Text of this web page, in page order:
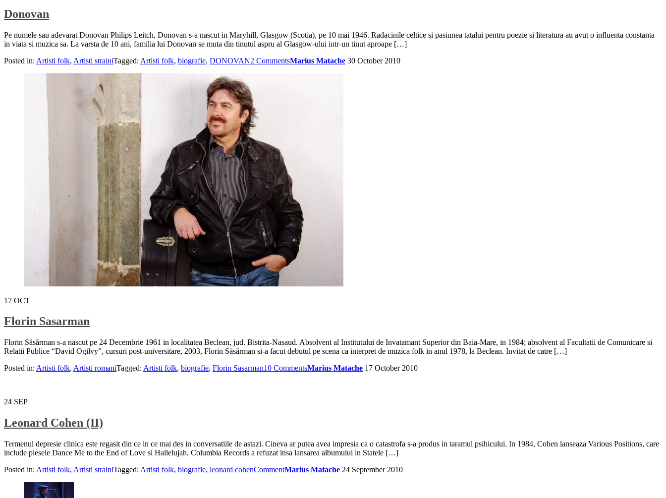
Donovan
Pe numele sau adevarat Donovan Philips Leitch, Donovan s-a nascut in Maryhill, Glasgow (Scotia), pe 10 mai 1946. Radacinile celtice si pasiunea tatalui pentru poezie si literatura au avut o influenta constanta
in viata si muzica sa. La varsta de 10 ani, familia lui Donovan se muta din tinutul aspru al Glasgow-ului intr-un tinut aproape […]
Posted in: Artisti folk, Artisti strainiTagged: Artisti folk, biografie, DONOVAN2 CommentsMarius Matache 30 October 2010
17 OCT
Florin Sasarman
Florin Săsărman s-a nascut pe 24 Decembrie 1961 in localitatea Beclean, jud. Bistrita-Nasaud. Absolvent al Institutului de Invatamant Superior din Baia-Mare, in 1984; absolvent al Facultatii de Comunicare si
Relatii Publice “David Ogilvy”, cursuri post-universitare, 2003, Florin Săsărman si-a facut debutul pe scena ca interpret de muzica folk in anul 1978, la Beclean. Invitat de catre […]
Posted in: Artisti folk, Artisti romaniTagged: Artisti folk, biografie, Florin Sasarman10 CommentsMarius Matache 17 October 2010
24 SEP
Leonard Cohen (II)
Termenul depresie clinica este regasit din ce in ce mai des in conversatiile de astazi. Cineva ar putea avea impresia ca o catastrofa s-a produs in taramul psihicului. In 1984, Cohen lanseaza Various Positions, care
include piesele Dance Me to the End of Love si Hallelujah. Columbia Records a refuzat insa lansarea albumului in Statele […]
Posted in: Artisti folk, Artisti strainiTagged: Artisti folk, biografie, leonard cohenCommentMarius Matache 24 September 2010